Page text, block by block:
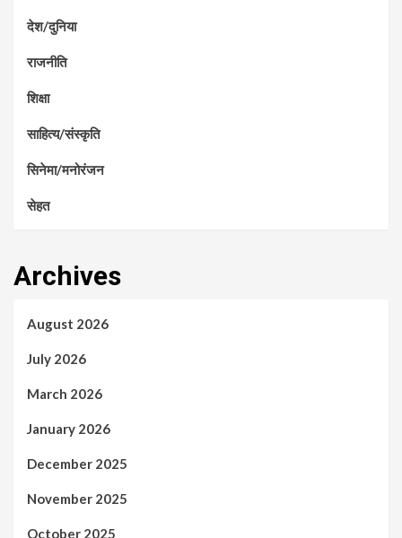
देश/दुनिया
राजनीति
शिक्षा
साहित्य/संस्कृति
सिनेमा/मनोरंजन
सेहत
Archives
August 2026
July 2026
March 2026
January 2026
December 2025
November 2025
October 2025